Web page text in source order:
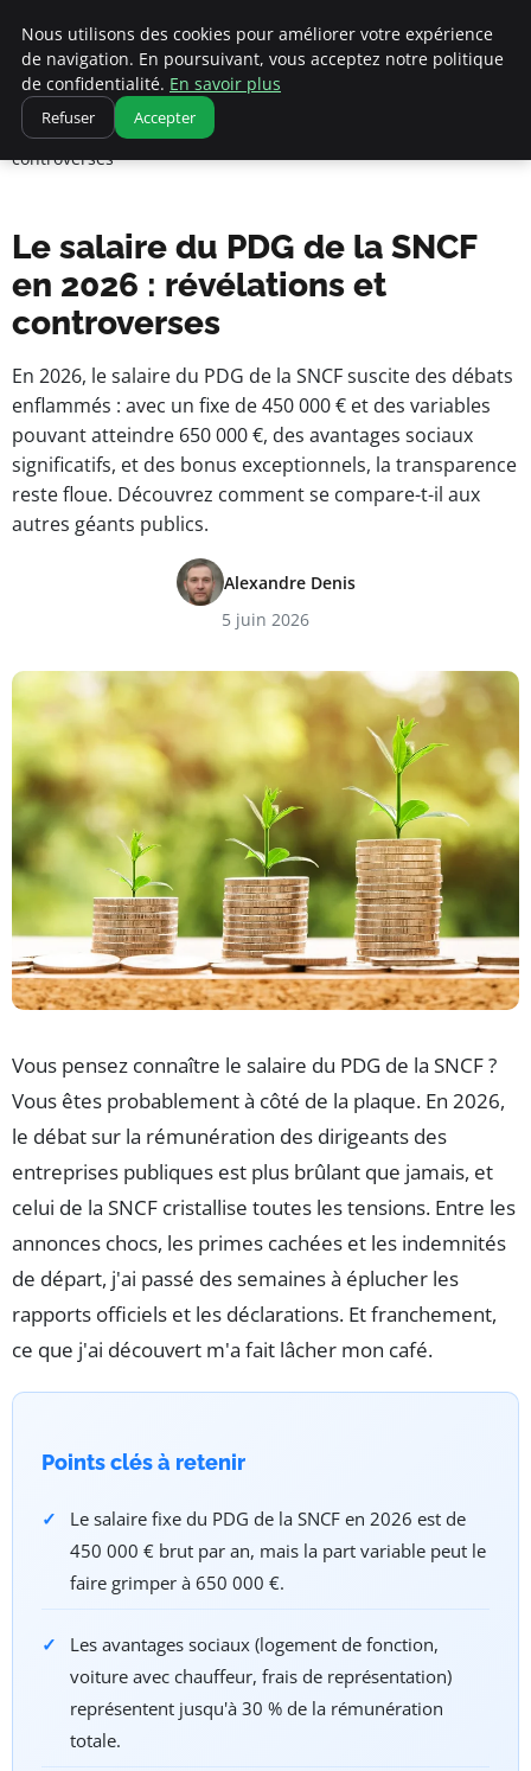
pearachutekids
Business Insights for French Entrepreneurs
Accueil
Le salaire du PDG de la SNCF en 2026 : révélations et
controverses
Le salaire du PDG de la SNCF
en 2026 : révélations et
controverses
En 2026, le salaire du PDG de la SNCF suscite des débats
enflammés : avec un fixe de 450 000 € et des variables
pouvant atteindre 650 000 €, des avantages sociaux
significatifs, et des bonus exceptionnels, la transparence
reste floue. Découvrez comment se compare-t-il aux
autres géants publics.
Alexandre Denis
5 juin 2026
Vous pensez connaître le salaire du PDG de la SNCF ?
Vous êtes probablement à côté de la plaque. En 2026,
le débat sur la rémunération des dirigeants des
entreprises publiques est plus brûlant que jamais, et
celui de la SNCF cristallise toutes les tensions. Entre les
annonces chocs, les primes cachées et les indemnités
de départ, j'ai passé des semaines à éplucher les
rapports officiels et les déclarations. Et franchement,
ce que j'ai découvert m'a fait lâcher mon café.
Points clés à retenir
Le salaire fixe du PDG de la SNCF en 2026 est de
450 000 € brut par an, mais la part variable peut le
faire grimper à 650 000 €.
Les avantages sociaux (logement de fonction,
voiture avec chauffeur, frais de représentation)
représentent jusqu'à 30 % de la rémunération
totale.
Nous utilisons des cookies pour améliorer votre expérience
de navigation. En poursuivant, vous acceptez notre politique
de confidentialité. En savoir plus
Refuser Accepter